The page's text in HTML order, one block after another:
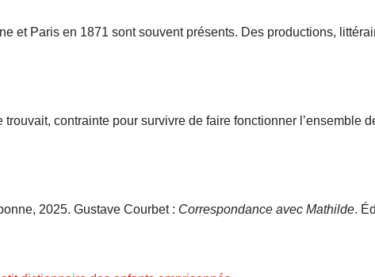
et Paris en 1871 sont souvent présents. Des productions,
contrainte pour survivre de faire fonctionner l’ensemble
2025. Gustave Courbet : Correspondance avec Mathilde.